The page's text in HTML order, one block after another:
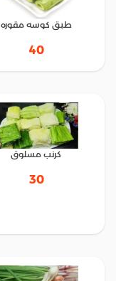
طبق كوسه مقوره
40
كرنب مسلوق
30